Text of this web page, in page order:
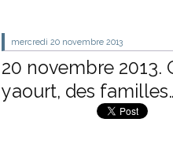
mercredi 20 novembre 2013
20 novembre 2013.
yaourt, des